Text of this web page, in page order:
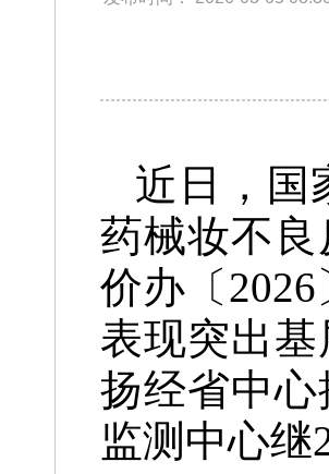
近日，国
药械妆不
价办〔
表现突出
扬经省中
监测中心继